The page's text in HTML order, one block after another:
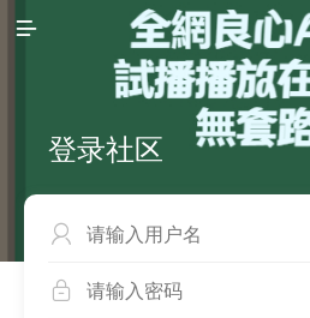

登录社区

